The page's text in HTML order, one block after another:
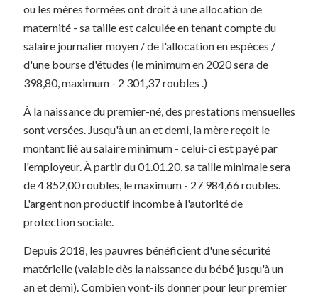
ou les mères formées ont droit à une allocation de
maternité - sa taille est calculée en tenant compte du
salaire journalier moyen / de l'allocation en espèces /
d'une bourse d'études (le minimum en 2020 sera de
398,80, maximum - 2 301,37 roubles .)
À la naissance du premier-né, des prestations mensuelles
sont versées. Jusqu'à un an et demi, la mère reçoit le
montant lié au salaire minimum - celui-ci est payé par
l'employeur. À partir du 01.01.20, sa taille minimale sera
de 4 852,00 roubles, le maximum - 27 984,66 roubles.
L'argent non productif incombe à l'autorité de
protection sociale.
Depuis 2018, les pauvres bénéficient d'une sécurité
matérielle (valable dès la naissance du bébé jusqu'à un
an et demi). Combien vont-ils donner pour leur premier